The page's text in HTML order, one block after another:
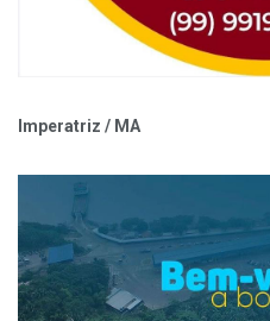
Imperatriz / MA